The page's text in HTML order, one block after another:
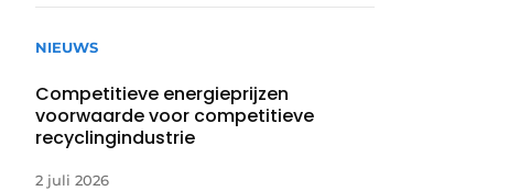
NIEUWS
Competitieve energieprijzen
voorwaarde voor competitieve
recyclingindustrie
2 juli 2026